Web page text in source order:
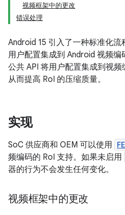
视频框架中的更改
错误处理
Android 15 引入了一种标准化
用户配置集成到 Android 视频
公共 API 将用户配置集成到视频
从而提高 RoI 的压缩质量。
实现
SoC 供应商和 OEM 可以使用
频编码的 RoI 支持。如果未启用
器的行为不会发生任何变化。
视频框架中的更改